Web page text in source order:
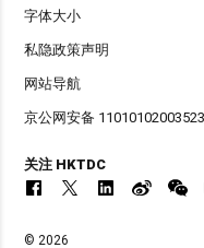
字体大小
私隐政策声明
网站导航
京公网安备
关注 HKTDC
© 2026